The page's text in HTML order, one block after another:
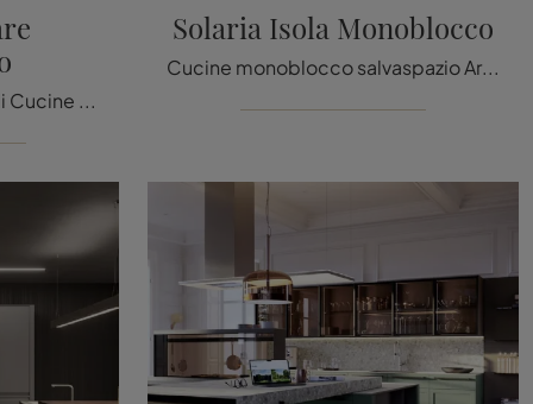
Scopri una ricca gamma di Cucine Design monoblocco salvaspazio: la cucina Solaria Lineare Monoblocco Arrital è ora disponibile in acciaio!
Solaria Isola Monoblocco
Cucine monoblocco salvaspazio Arrital: entra e scopri un universo di stile e design! La cucina Solaria Isola Monoblocco ti aspetta.